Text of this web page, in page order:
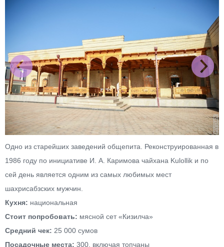
Одно из старейших заведений общепита. Реконструированная в
1986 году по инициативе И. А. Каримова чайхана Kulollik и по
сей день является одним из самых любимых мест
шахрисабзских мужчин.
Кухня: национальная
Стоит попробовать: мясной сет «Кизилча»
Средний чек: 25 000 сумов
Посадочные места: 300, включая топчаны